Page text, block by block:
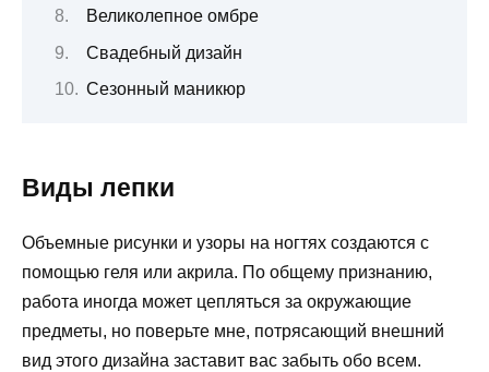
Великолепное омбре
Свадебный дизайн
Сезонный маникюр
Виды лепки
Объемные рисунки и узоры на ногтях создаются с
помощью геля или акрила. По общему признанию,
работа иногда может цепляться за окружающие
предметы, но поверьте мне, потрясающий внешний
вид этого дизайна заставит вас забыть обо всем.